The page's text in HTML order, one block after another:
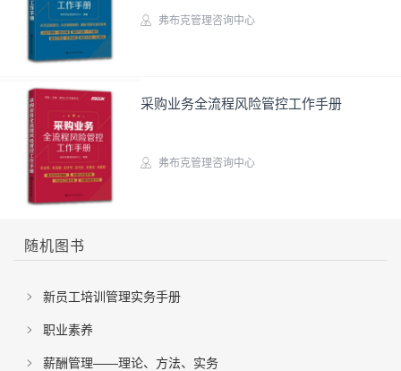
弗布克管理咨询中心
采购业务全流程风险管控工作手册
弗布克管理咨询中心
随机图书
新员工培训管理实务手册
职业素养
薪酬管理——理论、方法、实务